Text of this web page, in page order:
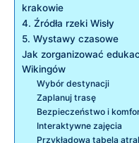
krakowie
4. Źródła rzeki Wisły
5. Wystawy czasowe
Jak zorganizować
Wikingów
Wybór destynacji
Zaplanuj trasę
Bezpieczeństwo i
Interaktywne zajęcia
Przykładowa tabela